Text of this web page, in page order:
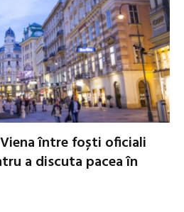
între foști oficiali
a discuta pacea în